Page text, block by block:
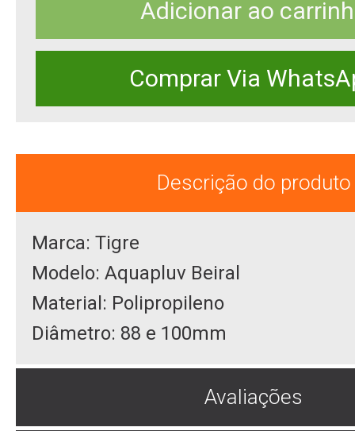
Adicionar ao
Comprar Via
Descrição do produto
Marca: Tigre
Modelo: Aquapluv Beiral
Material: Polipropileno
Diâmetro: 88 e 100mm
Avaliações